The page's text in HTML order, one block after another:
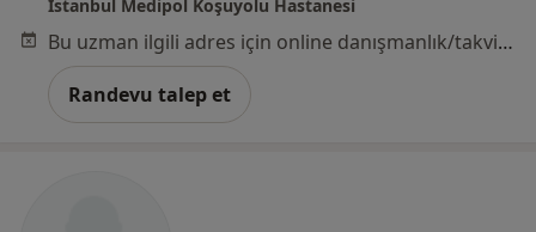
İstanbul Medipol Koşuyolu Hastanesi
Bu uzman ilgili adres için online danışmanlık/takvim sunmuyor.
Randevu talep et